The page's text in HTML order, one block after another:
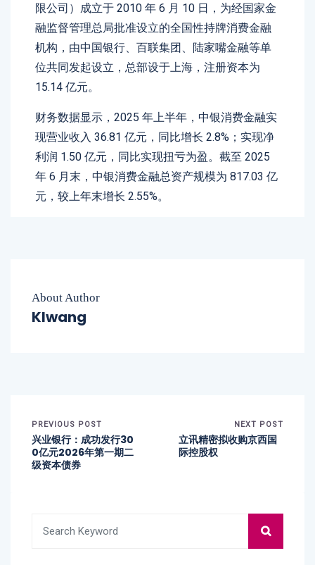
限公司）成立于 2010 年 6 月 10 日，为经国家金
融监督管理总局批准设立的全国性持牌消费金融
机构，由中国银行、百联集团、陆家嘴金融等单
位共同发起设立，总部设于上海，注册资本为
15.14 亿元。
财务数据显示，2025 年上半年，中银消费金融实
现营业收入 36.81 亿元，同比增长 2.8%；实现净
利润 1.50 亿元，同比实现扭亏为盈。截至 2025
年 6 月末，中银消费金融总资产规模为 817.03 亿
元，较上年末增长 2.55%。
About Author
Klwang
PREVIOUS POST
兴业银行：成功发行30
0亿元2026年第一期二
级资本债券
NEXT POST
立讯精密拟收购京西国
际控股权